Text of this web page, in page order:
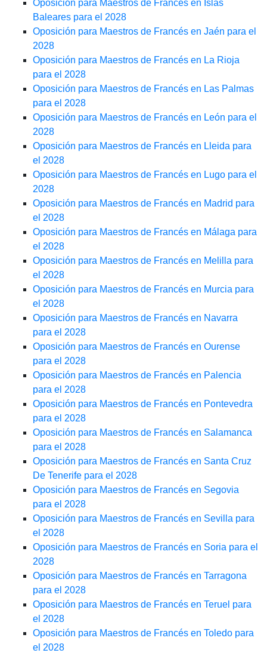
Oposición para Maestros de Francés en Islas
Baleares para el 2028
Oposición para Maestros de Francés en Jaén para el
2028
Oposición para Maestros de Francés en La Rioja
para el 2028
Oposición para Maestros de Francés en Las Palmas
para el 2028
Oposición para Maestros de Francés en León para el
2028
Oposición para Maestros de Francés en Lleida para
el 2028
Oposición para Maestros de Francés en Lugo para el
2028
Oposición para Maestros de Francés en Madrid para
el 2028
Oposición para Maestros de Francés en Málaga para
el 2028
Oposición para Maestros de Francés en Melilla para
el 2028
Oposición para Maestros de Francés en Murcia para
el 2028
Oposición para Maestros de Francés en Navarra
para el 2028
Oposición para Maestros de Francés en Ourense
para el 2028
Oposición para Maestros de Francés en Palencia
para el 2028
Oposición para Maestros de Francés en Pontevedra
para el 2028
Oposición para Maestros de Francés en Salamanca
para el 2028
Oposición para Maestros de Francés en Santa Cruz
De Tenerife para el 2028
Oposición para Maestros de Francés en Segovia
para el 2028
Oposición para Maestros de Francés en Sevilla para
el 2028
Oposición para Maestros de Francés en Soria para el
2028
Oposición para Maestros de Francés en Tarragona
para el 2028
Oposición para Maestros de Francés en Teruel para
el 2028
Oposición para Maestros de Francés en Toledo para
el 2028